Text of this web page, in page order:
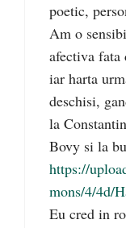
poetic,
Am o
afectiva fata
iar harta
deschisi,
la
Bovy si la
https://
mons/4/4d/
Eu cred in